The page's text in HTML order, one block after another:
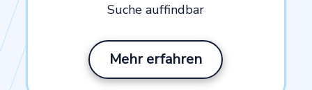
Suche auffindbar
Mehr erfahren